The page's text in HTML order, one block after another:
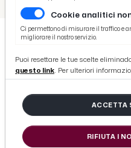
Serie D girone
Ascoli 1-2 e la
post gara
di Redazione Picenotime
Cookie analitici
Ci permettono di misurare il traffico e
migliorare il nostro servizio.
Puoi resettare le tue scelte
questo link. Per ulteriori
ACCETTA
RIFIUTA I
Ciclismo